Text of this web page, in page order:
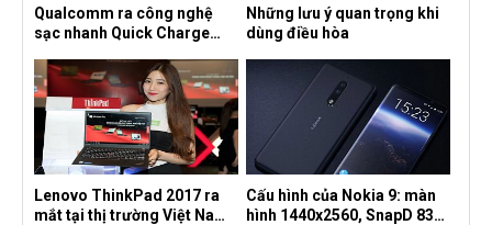
Qualcomm ra công nghệ
sạc nhanh Quick Charge
Những lưu ý quan trọng khi
dùng điều hòa
Lenovo ThinkPad 2017 ra
mắt tại thị trường Việt Nam,
Cấu hình của Nokia 9: màn
hình 1440x2560, SnapD 835,